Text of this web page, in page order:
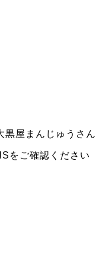
屋まんじゅうさん
をご確認ください